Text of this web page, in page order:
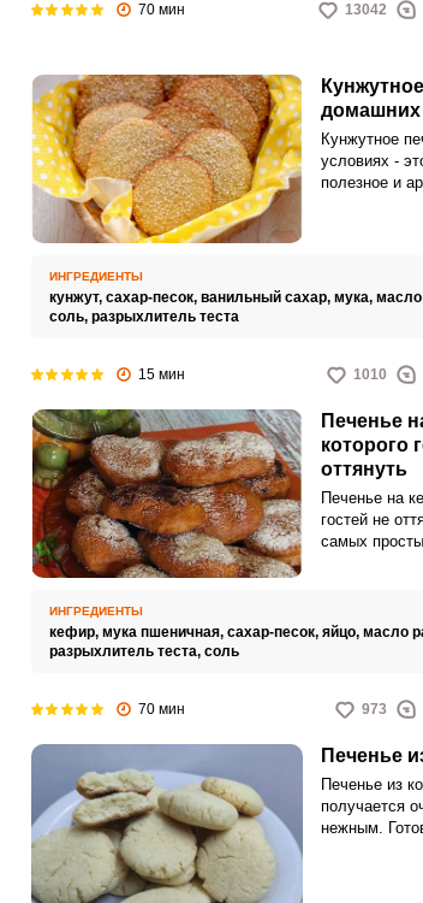
70 мин 13042
домашних
Кунжутное
условиях -
полезное и
ИНГРЕДИЕНТЫ
кунжут, сахар-песок, ванильный сахар, мука, масло
соль, разрыхлитель теста
15 мин 1010
Печенье
которого
оттянуть
Печенье на
гостей не
самых
продаётся в
каждую
кусочек
ИНГРЕДИЕНТЫ
кефир, мука пшеничная, сахар-песок, яйцо, масло
разрыхлитель теста, соль
70 мин 973
Печенье
Печенье из
получается
нежным.